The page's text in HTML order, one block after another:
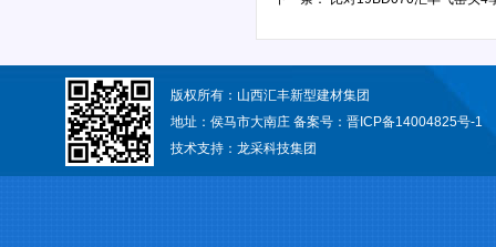
版权所有：山西汇丰新型建材集团
地址：侯马市大南庄 备案号： 晋ICP备14004825号-1
技术支持： 龙采科技集团